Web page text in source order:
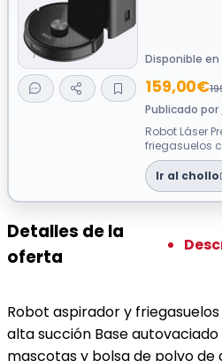
Disponible en
159,00€
Publicado por
Robot Láser
friegasuelos
succión
Ir al chollo
Detalles de la
oferta
Robot aspirador y
alta succión Base
mascotas y bolsa de polvo de